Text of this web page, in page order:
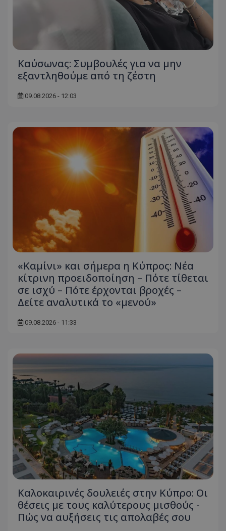
Kαύσωνας: Συμβουλές για να μην
εξαντληθούμε από τη ζέστη
09.08.2026 - 12:03
«Καμίνι» και σήμερα η Κύπρος: Νέα
κίτρινη προειδοποίηση – Πότε τίθεται
σε ισχύ – Πότε έρχονται βροχές –
Δείτε αναλυτικά το «μενού»
09.08.2026 - 11:33
Καλοκαιρινές δουλειές στην Κύπρο: Οι
θέσεις με τους καλύτερους μισθούς -
Πώς να αυξήσεις τις απολαβές σου